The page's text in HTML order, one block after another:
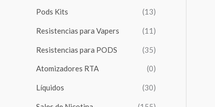
o
Pods Kits (13)
Resistencias para Vapers (11)
Resistencias para PODS (35)
Atomizadores RTA (0)
Líquidos (30)
o